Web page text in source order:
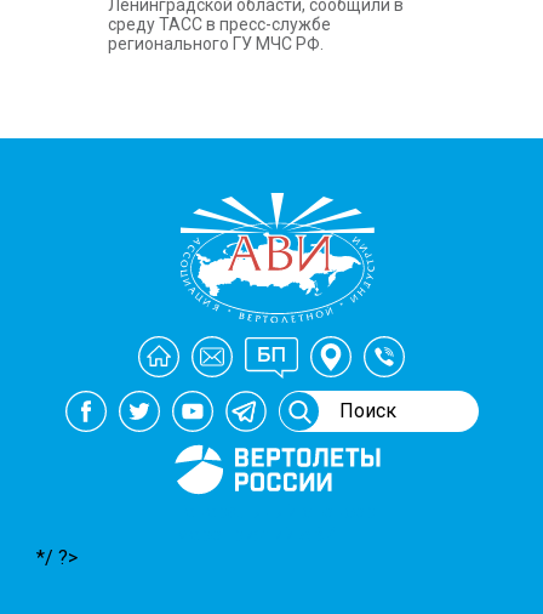
Ленинградской области, сообщили в
среду ТАСС в пресс-службе
регионального ГУ МЧС РФ.
*/ ?>